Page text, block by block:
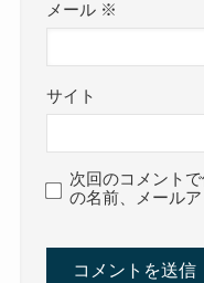
メール ※
サイト
次回のコメント
の名前、メール